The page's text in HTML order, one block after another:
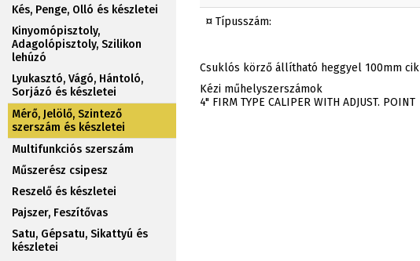
Kés, Penge, Olló és készletei
Kinyomópisztoly,
Adagolópisztoly, Szilikon
lehúzó
Lyukasztó, Vágó, Hántoló,
Sorjázó és készletei
Mérő, Jelölő, Szintező
szerszám és készletei
Multifunkciós szerszám
Műszerész csipesz
Reszelő és készletei
Pajszer, Feszítővas
Satu, Gépsatu, Sikattyú és
készletei
¤ Típusszám:
Csuklós körző állítható heggyel 100mm
Kézi műhelyszerszámok
4" FIRM TYPE CALIPER WITH ADJUST. POINT